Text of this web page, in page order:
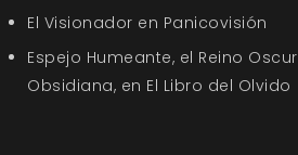
El Visionador en Panicovisión
Espejo Humeante, el Reino
Obsidiana, en El Libro del Olvido